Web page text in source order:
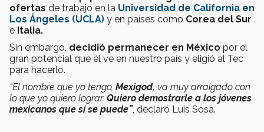
ofertas de trabajo en la Universidad de California en
Los Ángeles (UCLA) y en países como Corea del Sur
e Italia.
Sin embargo, decidió permanecer en México por el
gran potencial que él ve en nuestro país y eligió al Tec
para hacerlo.
“El nombre que yo tengo, Mexigod, va muy arraigado con
lo que yo quiero lograr. Quiero demostrarle a los jóvenes
mexicanos que sí se puede”, declaró Luis Sosa.